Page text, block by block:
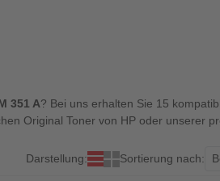
351 A? Bei uns erhalten Sie 15
Original Toner von HP oder unserer
Darstellung: Sortierung nach: